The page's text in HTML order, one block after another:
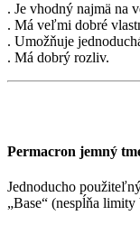
. Je vhodný najmä na
. Má veľmi dobré
. Umožňuje
. Má dobrý rozliv.
Permacron jemný
Jednoducho
„Base“ (nespĺňa